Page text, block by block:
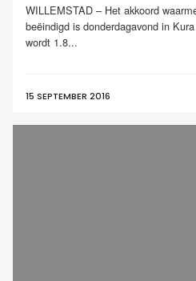
WILLEMSTAD – Het akkoord
beëindigd is donderdagavond in
wordt 1.8...
15 SEPTEMBER 2016